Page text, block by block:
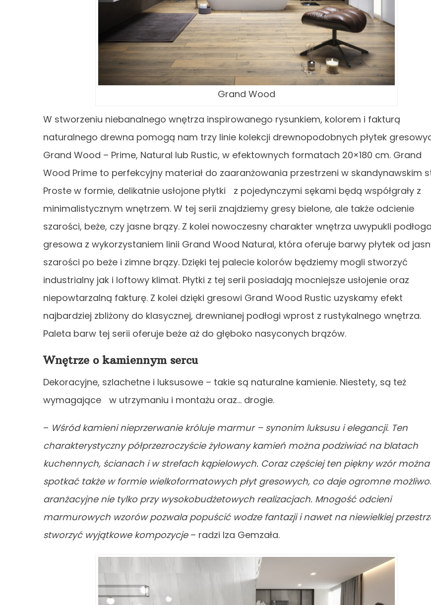
Grand Wood
W stworzeniu niebanalnego wnętrza inspirowanego rysunkiem, kolorem i fakturą
naturalnego drewna pomogą nam trzy linie kolekcji drewnopodobnych płytek
Grand Wood – Prime, Natural lub Rustic, w efektownych formatach 20×180 cm. Grand
Wood Prime to perfekcyjny materiał do zaaranżowania przestrzeni w skandynawskim
Proste w formie, delikatnie usłojone płytki z pojedynczymi sękami będą współgrały z
minimalistycznym wnętrzem. W tej serii znajdziemy gresy bielone, ale także odcienie
szarości, beże, czy jasne brązy. Z kolei nowoczesny charakter wnętrza uwypukli podłoga
gresowa z wykorzystaniem linii Grand Wood Natural, która oferuje barwy płytek od
szarości po beże i zimne brązy. Dzięki tej palecie kolorów będziemy mogli stworzyć
industrialny jak i loftowy klimat. Płytki z tej serii posiadają mocniejsze usłojenie oraz
niepowtarzalną fakturę. Z kolei dzięki gresowi Grand Wood Rustic uzyskamy efekt
najbardziej zbliżony do klasycznej, drewnianej podłogi wprost z rustykalnego wnętrza.
Paleta barw tej serii oferuje beże aż do głęboko nasyconych brązów.
Wnętrze o kamiennym sercu
Dekoracyjne, szlachetne i luksusowe – takie są naturalne kamienie. Niestety, są też
wymagające w utrzymaniu i montażu oraz… drogie.
– Wśród kamieni nieprzerwanie króluje marmur – synonim luksusu i elegancji. Ten
charakterystyczny półprzezroczyście żyłowany kamień można podziwiać na blatach
kuchennych, ścianach i w strefach kąpielowych. Coraz częściej ten piękny wzór można
spotkać także w formie wielkoformatowych płyt gresowych, co daje ogromne
aranżacyjne nie tylko przy wysokobudżetowych realizacjach. Mnogość odcieni
marmurowych wzorów pozwala popuścić wodze fantazji i nawet na niewielkiej
stworzyć wyjątkowe kompozycje– radzi Iza Gemzała.